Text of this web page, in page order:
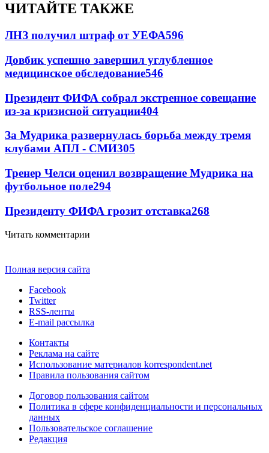
ЧИТАЙТЕ ТАКЖЕ
ЛНЗ получил штраф от УЕФА596
Довбик успешно завершил углубленное
медицинское обследование546
Президент ФИФА собрал экстренное совещание
из-за кризисной ситуации404
За Мудрика развернулась борьба между тремя
клубами АПЛ - СМИ305
Тренер Челси оценил возвращение Мудрика на
футбольное поле294
Президенту ФИФА грозит отставка268
Читать комментарии
Полная версия сайта
Facebook
Twitter
RSS-ленты
E-mail рассылка
Контакты
Реклама на сайте
Использование материалов korrespondent.net
Правила пользования сайтом
Договор пользования сайтом
Политика в сфере конфиденциальности и персональных
данных
Пользовательское соглашение
Редакция